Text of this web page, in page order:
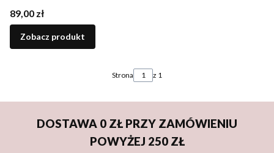
Cena
89,00 zł
Zobacz produkt
Strona z 1
DOSTAWA 0 ZŁ PRZY ZAMÓWIENIU
POWYŻEJ 250 ZŁ